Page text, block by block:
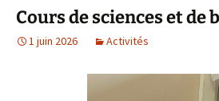
Cours de sciences et de
1 juin 2026 Activités